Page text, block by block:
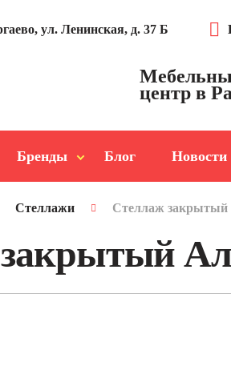
ул. Ленинская, д. 37 Б
центр в
Бренды Блог Новости
Стеллажи Стеллаж закрытый